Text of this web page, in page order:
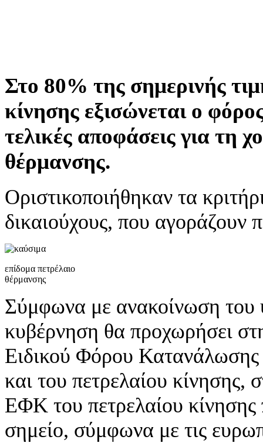
Στο 80% της σημερινής
κίνησης εξισώνεται ο
τελικές αποφάσεις για τη
θέρμανσης.
Οριστικοποιήθηκαν τα
δικαιούχους, που αγοράζουν
επίδομα πετρέλαιο
θέρμανσης
Σύμφωνα με ανακοίνωση του
κυβέρνηση θα προχωρήσει
Ειδικού Φόρου
και του πετρελαίου κίνησης,
ΕΦΚ του πετρελαίου κίνησης
σημείο, σύμφωνα με τις